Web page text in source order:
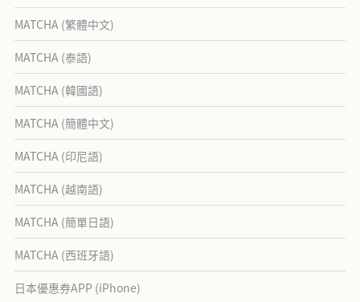
MATCHA (繁體中文)
MATCHA (泰語)
MATCHA (韓國語)
MATCHA (簡體中文)
MATCHA (印尼語)
MATCHA (越南語)
MATCHA (簡單日語)
MATCHA (西班牙語)
日本優惠券APP (iPhone)